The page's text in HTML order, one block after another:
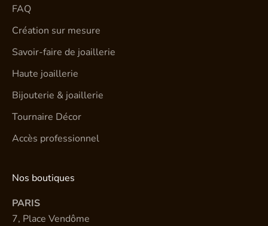
FAQ
Création sur mesure
Savoir-faire de joaillerie
Haute joaillerie
Bijouterie & joaillerie
Tournaire Décor
Accès professionnel
Nos boutiques
PARIS
7, Place Vendôme